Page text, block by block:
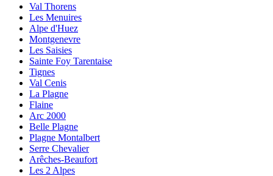
Val Thorens
Les Menuires
Alpe d'Huez
Montgenevre
Les Saisies
Sainte Foy Tarentaise
Tignes
Val Cenis
La Plagne
Flaine
Arc 2000
Belle Plagne
Plagne Montalbert
Serre Chevalier
Arêches-Beaufort
Les 2 Alpes